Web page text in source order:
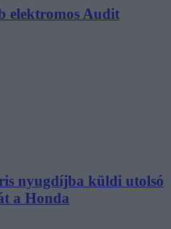
elektromos Audit
nyugdíjba küldi utolsó
a Honda